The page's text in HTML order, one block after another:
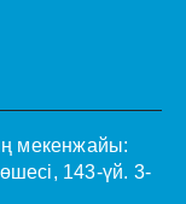
мекенжайы:
143-үй. 3-